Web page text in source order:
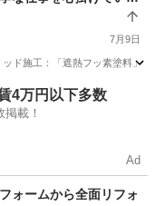
7月9日
ド施工：「遮熱フッ素塗料」
装4万円以下多数
載！
Ad
ォームから全面リフォ